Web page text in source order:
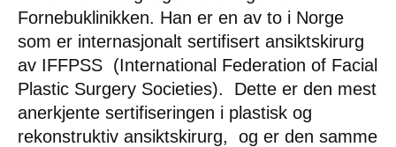
Fornebuklinikken. Han er en av to i Norge
som er internasjonalt sertifisert ansiktskirurg
av IFFPSS (International Federation of Facial
Plastic Surgery Societies). Dette er den mest
anerkjente sertifiseringen i plastisk og
rekonstruktiv ansiktskirurg, og er den samme